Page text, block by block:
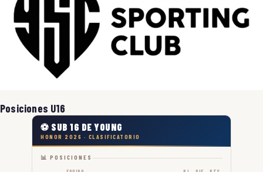
Posiciones U16
⚽ SUB 16 DE YOUNG
HONOR 2026 · CLASIFICATORIO
📊 POSICIONES